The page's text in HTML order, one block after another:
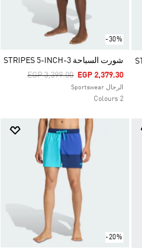
-30%
شورت السباحة 3-STRIPES 5-INCH
Price Reduced From
EGP 3,399.00ToEGP 2,379.30
الرجال Sportswear
2 Colours
-20%